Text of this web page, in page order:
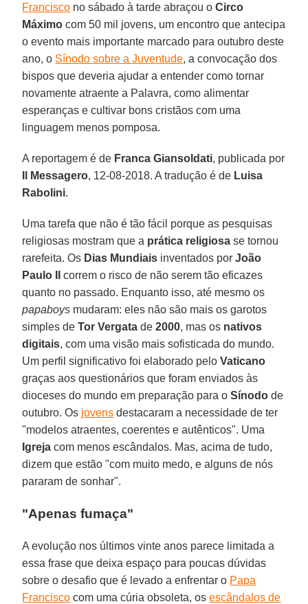
Francisco no sábado à tarde abraçou oCirco
Máximo com 50 mil jovens, um encontro que antecipa
o evento mais importante marcado para outubro deste
ano, o Sínodo sobre a Juventude, a convocação dos
bispos que deveria ajudar a entender como tornar
novamente atraente a Palavra, como alimentar
esperanças e cultivar bons cristãos com uma
linguagem menos pomposa.
A reportagem é de Franca Giansoldati, publicada por
Il Messagero, 12-08-2018. A tradução é de Luisa
Rabolini.
Uma tarefa que não é tão fácil porque as pesquisas
religiosas mostram que a prática religiosa se tornou
rarefeita. Os Dias Mundiais inventados porJoão
Paulo II
correm o risco de não serem tão eficazes
quanto no passado. Enquanto isso, até mesmo os
papaboys mudaram: eles não são mais os garotos
simples deTor Vergatade 2000, mas os nativos
digitais, com uma visão mais sofisticada do mundo.
Um perfil significativo foi elaborado peloVaticano
graças aos questionários que foram enviados às
dioceses do mundo em preparação para oSínodo de
outubro. Os jovens destacaram a necessidade de ter
"modelos atraentes, coerentes e autênticos". Uma
Igreja com menos escândalos. Mas, acima de tudo,
dizem que estão "com muito medo, e alguns de nós
pararam de sonhar".
"Apenas fumaça"
A evolução nos últimos vinte anos parece limitada a
essa frase que deixa espaço para poucas dúvidas
sobre o desafio que é levado a enfrentar o Papa
Francisco com uma cúria obsoleta, osescândalos de